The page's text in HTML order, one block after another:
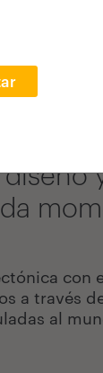
con
a través
al